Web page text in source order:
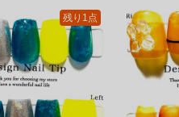
残り1点